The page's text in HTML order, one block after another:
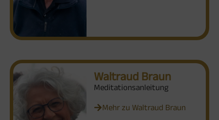
Waltraud Braun
Meditationsanleitung
Mehr zu Waltraud Braun